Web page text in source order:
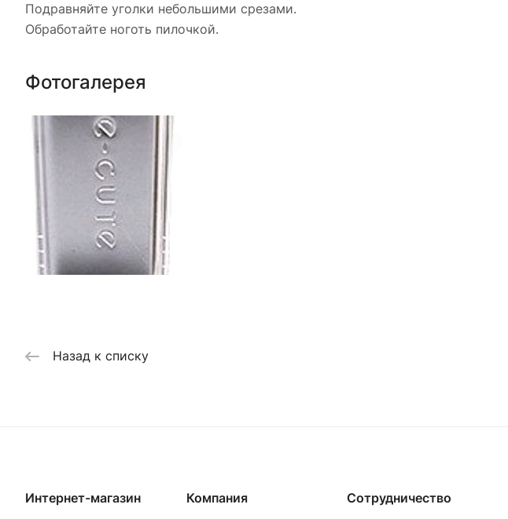
Подравняйте уголки небольшими срезами.
Обработайте ноготь пилочкой.
Фотогалерея
Назад к списку
Интернет-магазин Компания Сотрудничество